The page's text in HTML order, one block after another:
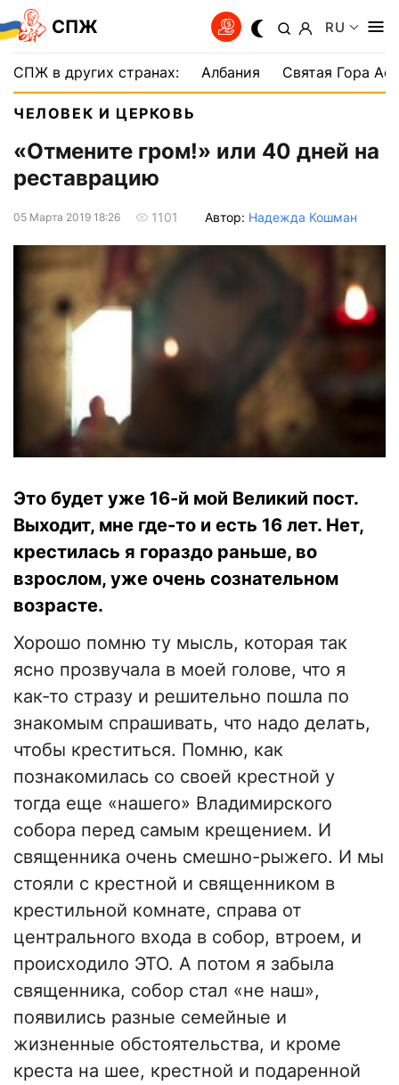
СПЖ RU
СПЖ в других странах: Албания Святая Гора
ЧЕЛОВЕК И ЦЕРКОВЬ
«Отмените гром!» или 40 дней на
реставрацию
05 Марта 2019 18:26 1101 Автор: Надежда Кошман
Это будет уже 16-й мой Великий пост.
Выходит, мне где-то и есть 16 лет. Нет,
крестилась я гораздо раньше, во
взрослом, уже очень сознательном
возрасте.
Хорошо помню ту мысль, которая так
ясно прозвучала в моей голове, что я
как-то стразу и решительно пошла по
знакомым спрашивать, что надо делать,
чтобы креститься. Помню, как
познакомилась со своей крестной у
тогда еще «нашего» Владимирского
собора перед самым крещением. И
священника очень смешно-рыжего. И мы
стояли с крестной и священником в
крестильной комнате, справа от
центрального входа в собор, втроем, и
происходило ЭТО. А потом я забыла
священника, собор стал «не наш»,
появились разные семейные и
жизненные обстоятельства, и кроме
креста на шее, крестной и подаренной